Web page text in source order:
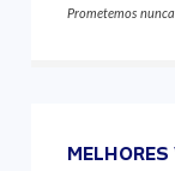
Prometemos